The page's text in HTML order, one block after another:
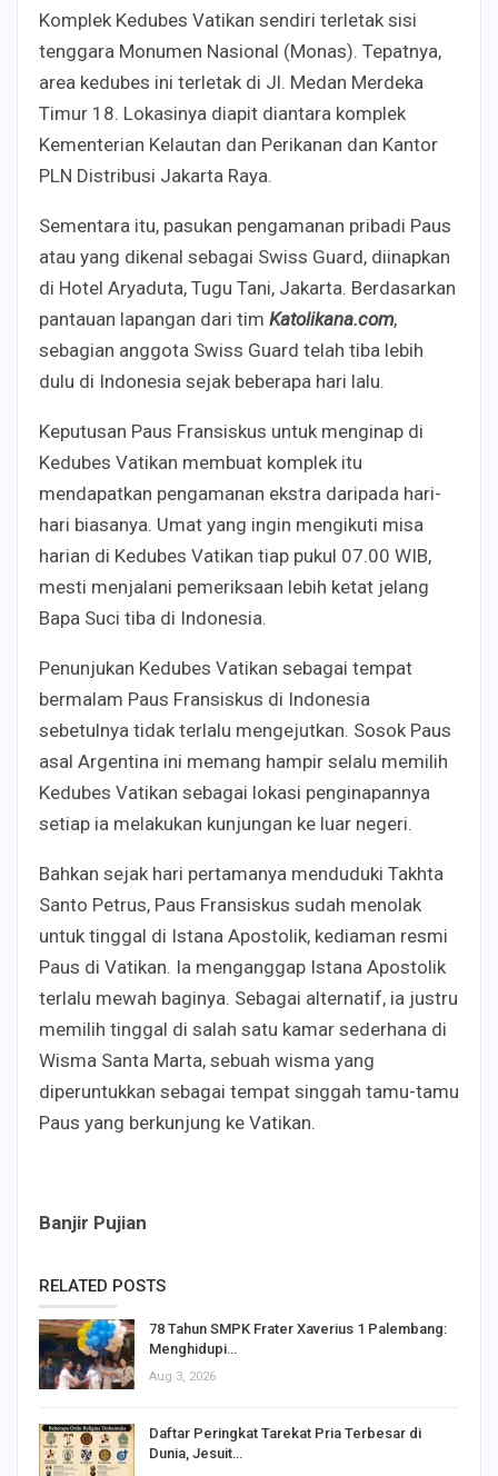
Komplek Kedubes Vatikan sendiri terletak sisi
tenggara Monumen Nasional (Monas). Tepatnya,
area kedubes ini terletak di Jl. Medan Merdeka
Timur 18. Lokasinya diapit diantara komplek
Kementerian Kelautan dan Perikanan dan Kantor
PLN Distribusi Jakarta Raya.
Sementara itu, pasukan pengamanan pribadi Paus
atau yang dikenal sebagai Swiss Guard, diinapkan
di Hotel Aryaduta, Tugu Tani, Jakarta. Berdasarkan
pantauan lapangan dari tim Katolikana.com,
sebagian anggota Swiss Guard telah tiba lebih
dulu di Indonesia sejak beberapa hari lalu.
Keputusan Paus Fransiskus untuk menginap di
Kedubes Vatikan membuat komplek itu
mendapatkan pengamanan ekstra daripada hari-
hari biasanya. Umat yang ingin mengikuti misa
harian di Kedubes Vatikan tiap pukul 07.00 WIB,
mesti menjalani pemeriksaan lebih ketat jelang
Bapa Suci tiba di Indonesia.
Penunjukan Kedubes Vatikan sebagai tempat
bermalam Paus Fransiskus di Indonesia
sebetulnya tidak terlalu mengejutkan. Sosok Paus
asal Argentina ini memang hampir selalu memilih
Kedubes Vatikan sebagai lokasi penginapannya
setiap ia melakukan kunjungan ke luar negeri.
Bahkan sejak hari pertamanya menduduki Takhta
Santo Petrus, Paus Fransiskus sudah menolak
untuk tinggal di Istana Apostolik, kediaman resmi
Paus di Vatikan. Ia menganggap Istana Apostolik
terlalu mewah baginya. Sebagai alternatif, ia justru
memilih tinggal di salah satu kamar sederhana di
Wisma Santa Marta, sebuah wisma yang
diperuntukkan sebagai tempat singgah tamu-tamu
Paus yang berkunjung ke Vatikan.
Banjir Pujian
RELATED POSTS
78 Tahun SMPK Frater Xaverius 1 Palembang:
Menghidupi…
Aug 3, 2026
Daftar Peringkat Tarekat Pria Terbesar di
Dunia, Jesuit…